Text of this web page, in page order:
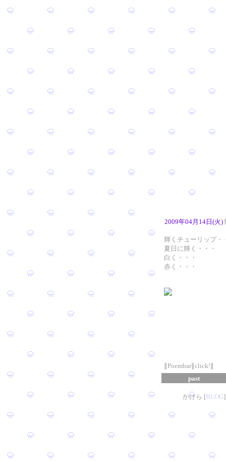
2009年04月14日(火)
輝くチューリップ・
夏日に輝く・・・
白く・・・
赤く・・・
∥Poembar∥click!∥
past
かけら [BLOG